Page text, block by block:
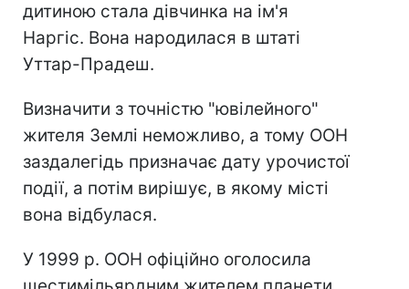
дитиною стала дівчинка на ім'я
Наргіс. Вона народилася в штаті
Уттар-Прадеш.
Визначити з точністю "ювілейного"
жителя Землі неможливо, а тому ООН
заздалегідь призначає дату урочистої
події, а потім вирішує, в якому місті
вона відбулася.
У 1999 р. ООН офіційно оголосила